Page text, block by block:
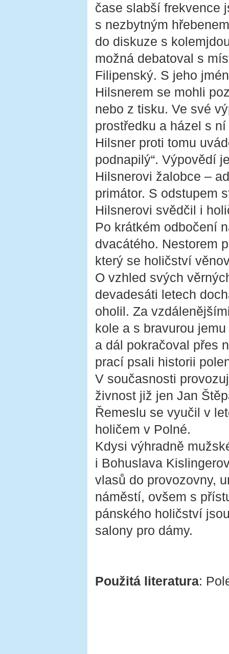
čase slabší frekvence
s nezbytným
do diskuze s
možná debatoval s
Filipenský. S jeho
Hilsnerem se mohli
nebo z tisku. Ve své
prostředku a házel s
Hilsner proti tomu
podnapilý“. Výpovědí
Hilsnerovi žalobce –
primátor. S odstupem
Hilsnerovi svědčil i
Po krátkém odbočení
dvacátého. Nestorem
který se holičství
O vzhled svých
devadesáti letech
oholil. Za
kole a s bravurou
a dál pokračoval přes
prací psali historii
V současnosti
živnost již jen Jan
Řemeslu se vyučil v
holičem v Polné.
Kdysi výhradně
i Bohuslava
vlasů do provozovny,
náměstí, ovšem s
pánského holičství
salony pro dámy.
Použitá literatura: